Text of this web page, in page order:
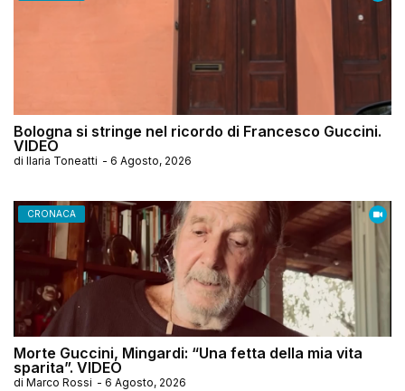
Bologna si stringe nel ricordo di Francesco Guccini.
VIDEO
di Ilaria Toneatti - 6 Agosto, 2026
CRONACA
Morte Guccini, Mingardi: “Una fetta della mia vita
sparita”. VIDEO
di Marco Rossi - 6 Agosto, 2026